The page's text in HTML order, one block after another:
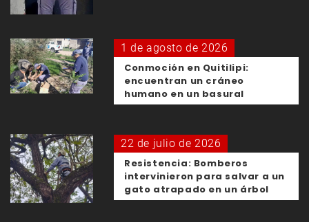
1 de agosto de 2026
Conmoción en Quitilipi:
encuentran un cráneo
humano en un basural
22 de julio de 2026
Resistencia: Bomberos
intervinieron para salvar a un
gato atrapado en un árbol